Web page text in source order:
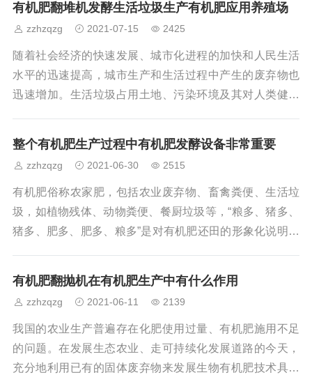
改良土壤，提高养分的吸收利用率；另一方面生物菌肥可
起到以菌抑菌预防根部病害以及重茬危害的效果。采用堆
肥堆垛机进行牛粪发酵，并加入微生物菌株促进牛粪发酵
过程。牛粪和细菌被均匀搅拌和堆放在所建的发酵罐中。
当材料上升到一定温度时，用饺子机将其
有机肥翻堆机发酵生活垃圾生产有机肥应用养殖场
zzhzqzg 2021-07-15 2425
随着社会经济的快速发展、城市化进程的加快和人民生活
水平的迅速提高，城市生产和生活过程中产生的废弃物也
迅速增加。生活垃圾占用土地、污染环境及其对人类健康
公民都关注环境的污染。许多企业生产有利于环境的设
备。有机肥设备可作为生活垃圾的无害化处理设备。有机
肥翻堆机发酵过程,有机肥翻堆机原料团粒与空气充实接
触、同化，料堆中可涵养年夜量新奇空气，有助于好氧微
生物活跃发生发酵热，堆温升高；当温度高了，新奇空气
整个有机肥生产过程中有机肥发酵设备非常重要
zzhzqzg 2021-06-30 2515
有机肥俗称农家肥，包括农业废弃物、畜禽粪便、生活垃
圾，如植物残体、动物粪便、餐厨垃圾等，“粮多、猪多、
猪多、肥多、肥多、粮多”是对有机肥还田的形象化说明。
求，因为有机肥对生产无污染的安全、卫生的绿色食品十
分有利，是生产绿色食品的主要肥源。说到有机肥，往往
与有机肥生产设备有关。自有机肥加工设备问世以来，畜
禽粪便和农作物残渣得到了很好的解决，减少了环境污
染。将处理后的废气制成有机肥，不仅满足了作物的营养
有机肥翻抛机在有机肥生产中有什么作用
zzhzqzg 2021-06-11 2139
我国的农业生产普遍存在化肥使用过量、有机肥施用不足
的问题。在发展生态农业、走可持续化发展道路的今天，
充分地利用已有的固体废弃物来发展生物有机肥技术具有